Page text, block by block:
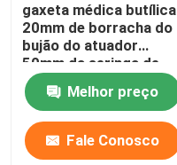
gaxeta médica butílica
20mm de borracha do
bujão do atuador
50mm da seringa de
2.5mm 10mm
Melhor preço
Fale Conosco